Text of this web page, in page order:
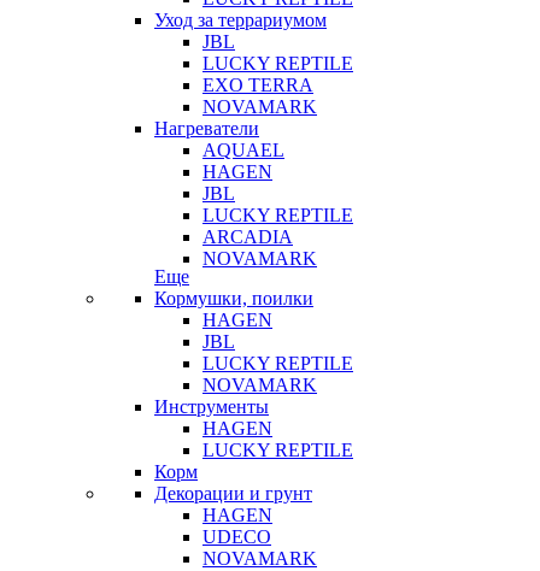
Уход за террариумом
JBL
LUCKY REPTILE
EXO TERRA
NOVAMARK
Нагреватели
AQUAEL
HAGEN
JBL
LUCKY REPTILE
ARCADIA
NOVAMARK
Еще
Кормушки, поилки
HAGEN
JBL
LUCKY REPTILE
NOVAMARK
Инструменты
HAGEN
LUCKY REPTILE
Корм
Декорации и грунт
HAGEN
UDECO
NOVAMARK